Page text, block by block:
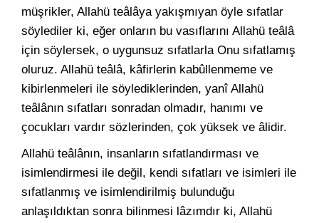
müşrikler, Allahü teâlâya yakışmıyan öyle sıfatlar
söylediler ki, eğer onların bu vasıflarını Allahü teâlâ
için söylersek, o uygunsuz sıfatlarla Onu sıfatlamış
oluruz. Allahü teâlâ, kâfirlerin kabûllenmeme ve
kibirlenmeleri ile söylediklerinden, yanî Allahü
teâlânın sıfatları sonradan olmadır, hanımı ve
çocukları vardır sözlerinden, çok yüksek ve âlidir.
Allahü teâlânın, insanların sıfatlandırması ve
isimlendirmesi ile değil, kendi sıfatları ve isimleri ile
sıfatlanmış ve isimlendirilmiş bulunduğu
anlaşıldıktan sonra bilinmesi lâzımdır ki, Allahü